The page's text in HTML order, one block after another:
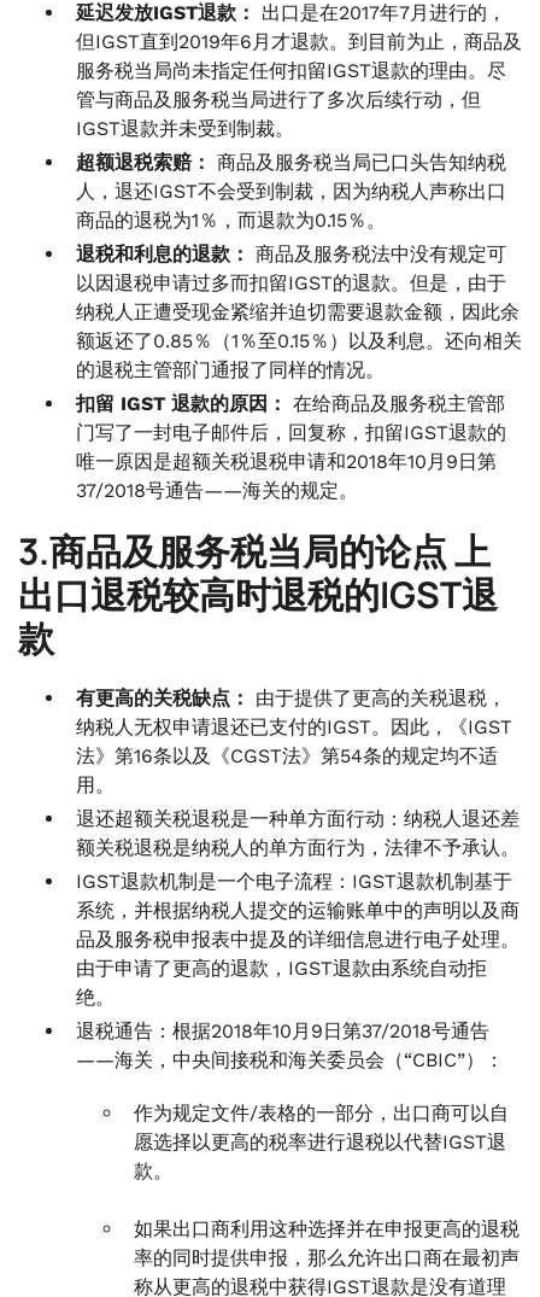
延迟发放IGST退款： 出口是在2017年7月进行的，
但IGST直到2019年6月才退款。到目前为止，商品及
服务税当局尚未指定任何扣留IGST退款的理由。尽
管与商品及服务税当局进行了多次后续行动，但
IGST退款并未受到制裁。
超额退税索赔： 商品及服务税当局已口头告知纳税
人，退还IGST不会受到制裁，因为纳税人声称出口
商品的退税为1％，而退款为0.15％。
退税和利息的退款： 商品及服务税法中没有规定可
以因退税申请过多而扣留IGST的退款。但是，由于
纳税人正遭受现金紧缩并迫切需要退款金额，因此余
额返还了0.85％（1％至0.15％）以及利息。还向相关
的退税主管部门通报了同样的情况。
扣留 IGST 退款的原因： 在给商品及服务税主管部
门写了一封电子邮件后，回复称，扣留IGST退款的
唯一原因是超额关税退税申请和2018年10月9日第
37/2018号通告——海关的规定。
3.商品及服务税当局的论点上
出口退税较高时退税的IGST退
款
有更高的关税缺点： 由于提供了更高的关税退税，
纳税人无权申请退还已支付的IGST。因此，《IGST
法》第16条以及《CGST法》第54条的规定均不适
用。
退还超额关税退税是一种单方面行动：纳税人退还差
额关税退税是纳税人的单方面行为，法律不予承认。
IGST退款机制是一个电子流程：IGST退款机制基于
系统，并根据纳税人提交的运输账单中的声明以及商
品及服务税申报表中提及的详细信息进行电子处理。
由于申请了更高的退款，IGST退款由系统自动拒
绝。
退税通告：根据2018年10月9日第37/2018号通告
——海关，中央间接税和海关委员会（“CBIC”）：
作为规定文件/表格的一部分，出口商可以自
愿选择以更高的税率进行退税以代替IGST退
款。
如果出口商利用这种选择并在申报更高的退税
率的同时提供申报，那么允许出口商在最初声
称从更高的退税中获得IGST退款是没有道理